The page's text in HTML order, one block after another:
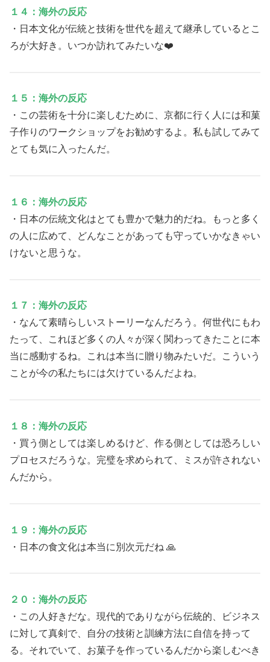
１４：海外の反応
・日本文化が伝統と技術を世代を超えて継承しているとこ
ろが大好き。いつか訪れてみたいな❤️
１５：海外の反応
・この芸術を十分に楽しむために、京都に行く人には和菓
子作りのワークショップをお勧めするよ。私も試してみて
とても気に入ったんだ。
１６：海外の反応
・日本の伝統文化はとても豊かで魅力的だね。もっと多く
の人に広めて、どんなことがあっても守っていかなきゃい
けないと思うな。
１７：海外の反応
・なんて素晴らしいストーリーなんだろう。何世代にもわ
たって、これほど多くの人々が深く関わってきたことに本
当に感動するね。これは本当に贈り物みたいだ。こういう
ことが今の私たちには欠けているんだよね。
１８：海外の反応
・買う側としては楽しめるけど、作る側としては恐ろしい
プロセスだろうな。完璧を求められて、ミスが許されない
んだから。
１９：海外の反応
・日本の食文化は本当に別次元だね 🙏
２０：海外の反応
・この人好きだな。現代的でありながら伝統的、ビジネス
に対して真剣で、自分の技術と訓練方法に自信を持って
る。それでいて、お菓子を作っているんだから楽しむべき